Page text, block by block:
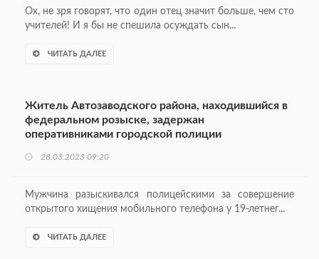
Ох, не зря говорят, что один отец значит больше, чем сто
учителей! И я бы не спешила осуждать сын...
ЧИТАТЬ ДАЛЕЕ
Житель Автозаводского района, находившийся в
федеральном розыске, задержан
оперативниками городской полиции
28.03.2023 09:20
Мужчина разыскивался полицейскими за совершение
открытого хищения мобильного телефона у 19-летнег...
ЧИТАТЬ ДАЛЕЕ